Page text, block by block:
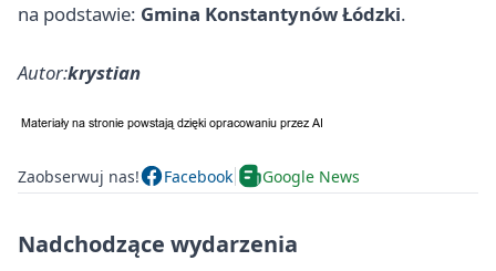
na podstawie: Gmina Konstantynów Łódzki.
Autor:krystian
Zaobserwuj nas! Facebook Google News
Nadchodzące wydarzenia